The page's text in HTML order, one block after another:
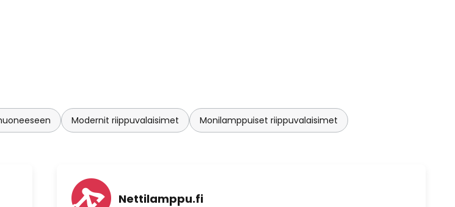
Modernit riippuvalaisimet Monilamppuiset riippuvalaisimet
Nettilamppu.fi